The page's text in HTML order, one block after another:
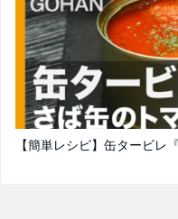
【簡単レシピ】缶タービレ